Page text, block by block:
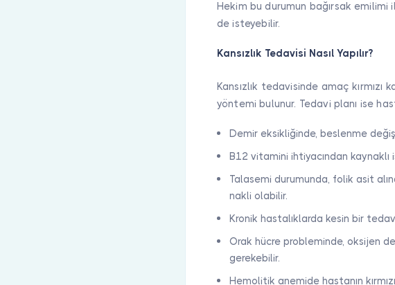
Hekim bu durumun bağırsak
de isteyebilir.
Kansızlık Tedavisi Nasıl Yapılır?
Kansızlık tedavisinde amaç kırmızı
yöntemi bulunur. Tedavi planı ise
Demir eksikliğinde, beslenme
B12 vitamini ihtiyacından kaynaklı
Talasemi durumunda, folik asit
nakli olabilir.
Kronik hastalıklarda kesin bir
Orak hücre probleminde, oksijen
gerekebilir.
Hemolitik anemide hastanın